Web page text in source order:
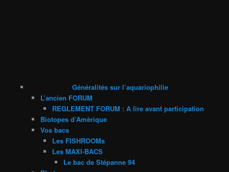
Généralités sur l’aquariophilie
L’ancien FORUM
REGLEMENT FORUM : A lire avant participation
Biotopes d’Amèrique
Vos bacs
Les FISHROOMs
Les MAXI-BACS
Le bac de Stépanne 94